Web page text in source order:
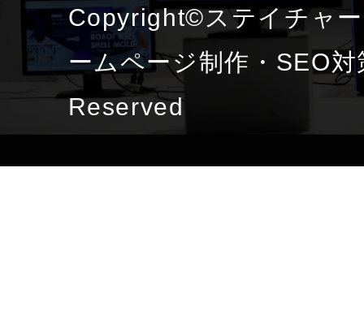
Copyright©ステイチャ
ームページ制作・SEO
Reserved